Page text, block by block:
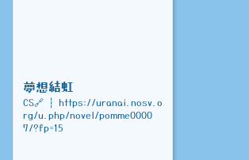
夢想結虹
CS🔗 ┆ https://uranai.nosv.o
rg/u.php/novel/pomme0000
7/?fp=15